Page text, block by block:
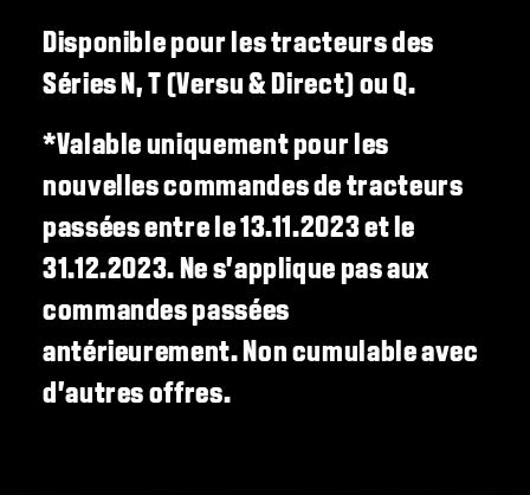
Disponible pour les tracteurs des
Séries N, T (Versu & Direct) ou Q.
*Valable uniquement pour les
nouvelles commandes de tracteurs
passées entre le 13.11.2023 et le
31.12.2023. Ne s'applique pas aux
commandes passées
antérieurement. Non cumulable avec
d'autres offres.